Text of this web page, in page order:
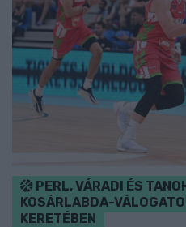
PERL, VÁRADI ÉS
KOSÁRLABDA-
KERETÉBEN